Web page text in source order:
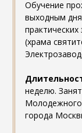
Обучение
выходным
(храма
неделю.
Молодежного
города